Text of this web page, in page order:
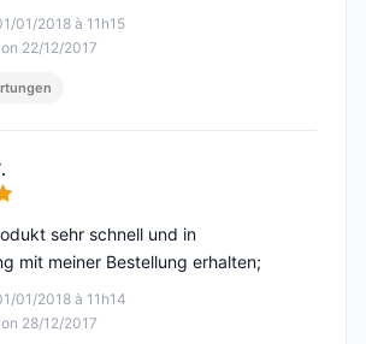
01/2018 à 11h15
22/12/2017
von 5
01/2018 à 11h14
28/12/2017
sehr schnell und in
mit meiner Bestellung erhalten;